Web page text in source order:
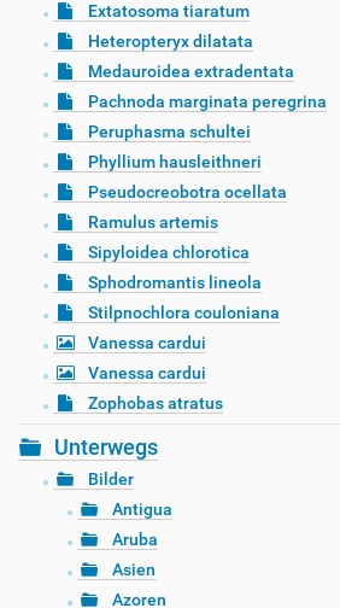
Extatosoma tiaratum
Heteropteryx dilatata
Medauroidea extradentata
Pachnoda marginata peregrina
Peruphasma schultei
Phyllium hausleithneri
Pseudocreobotra ocellata
Ramulus artemis
Sipyloidea chlorotica
Sphodromantis lineola
Stilpnochlora couloniana
Vanessa cardui
Vanessa cardui
Zophobas atratus
Unterwegs
Bilder
Antigua
Aruba
Asien
Azoren